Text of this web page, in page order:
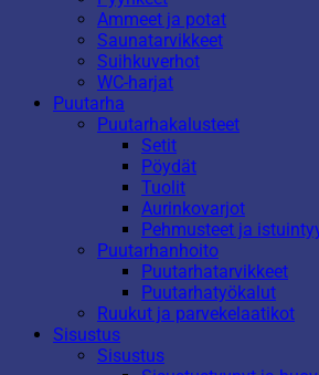
Ammeet ja potat
Saunatarvikkeet
Suihkuverhot
WC-harjat
Puutarha
Puutarhakalusteet
Setit
Pöydät
Tuolit
Aurinkovarjot
Pehmusteet ja
Puutarhanhoito
Puutarhatarvikkeet
Puutarhatyökalut
Ruukut ja parvekelaatikot
Sisustus
Sisustus